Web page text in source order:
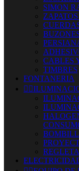
SIMON
CABLES
TIMBRES
FONTANERIA
 